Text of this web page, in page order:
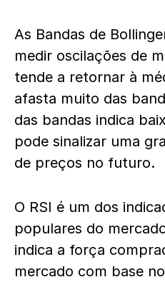
As Bandas de
medir oscilações de
tende a retornar à
afasta muito das
das bandas indica
pode sinalizar uma
de preços no futuro.
O RSI é um dos
populares do
indica a força
mercado com base